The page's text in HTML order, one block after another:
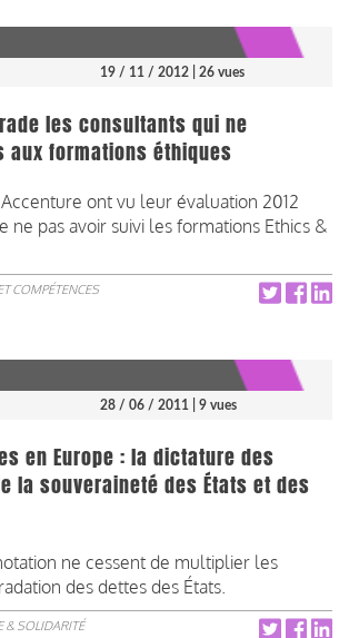
19 / 11 / 2012 | 26 vues
les consultants qui ne
aux formations éthiques
ont vu leur évaluation 2012
ne pas avoir suivi les formations Ethics &
COMPÉTENCES
28 / 06 / 2011 | 9 vues
en Europe : la dictature des
la souveraineté des États et des
ne cessent de multiplier les
des dettes des États.
& SOLIDARITÉ